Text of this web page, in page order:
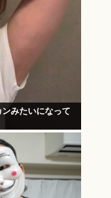
みたいになって